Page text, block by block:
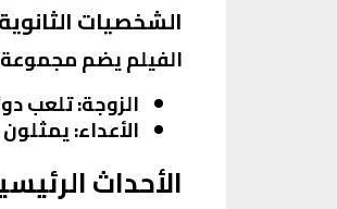
الشخصيات الثانوية
الفيلم يضم
الزوجة: تلعب
الأعداء: يمثلون
الأحداث